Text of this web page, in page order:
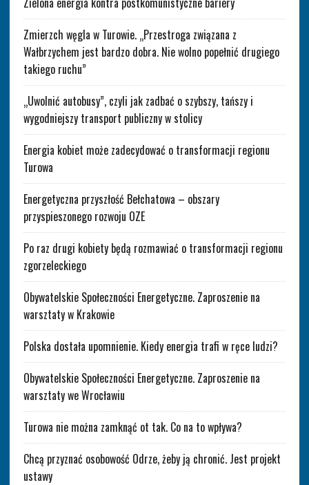
Zmierzch węgla w Turowie. „Przestroga związana z
Wałbrzychem jest bardzo dobra. Nie wolno popełnić drugiego
takiego ruchu”
„Uwolnić autobusy”, czyli jak zadbać o szybszy, tańszy i
wygodniejszy transport publiczny w stolicy
Energia kobiet może zadecydować o transformacji regionu
Turowa
Energetyczna przyszłość Bełchatowa – obszary
przyspieszonego rozwoju OZE
Po raz drugi kobiety będą rozmawiać o transformacji regionu
zgorzeleckiego
Obywatelskie Społeczności Energetyczne. Zaproszenie na
warsztaty w Krakowie
Polska dostała upomnienie. Kiedy energia trafi w ręce ludzi?
Obywatelskie Społeczności Energetyczne. Zaproszenie na
warsztaty we Wrocławiu
Turowa nie można zamknąć ot tak. Co na to wpływa?
Chcą przyznać osobowość Odrze, żeby ją chronić. Jest projekt
ustawy